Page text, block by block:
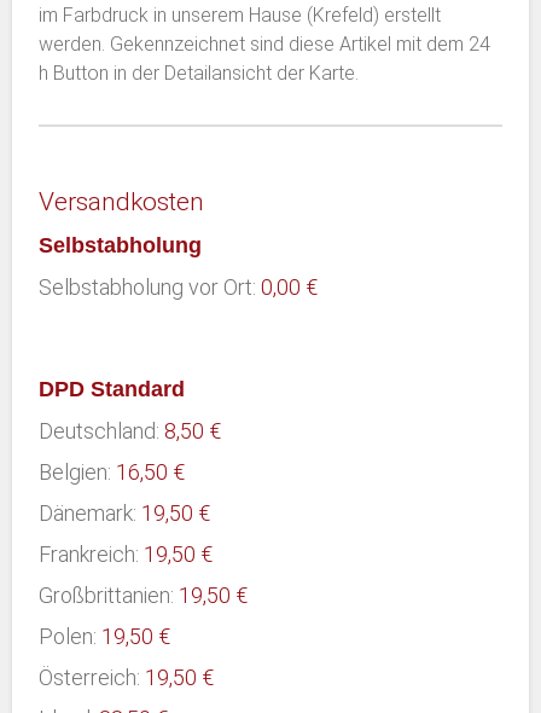
im Farbdruck in unserem Hause (Krefeld) erstellt
werden. Gekennzeichnet sind diese Artikel mit dem 24
h Button in der Detailansicht der Karte.
Versandkosten
Selbstabholung
Selbstabholung vor Ort: 0,00 €
DPD Standard
Deutschland: 8,50 €
Belgien: 16,50 €
Dänemark: 19,50 €
Frankreich: 19,50 €
Großbrittanien: 19,50 €
Polen: 19,50 €
Österreich: 19,50 €